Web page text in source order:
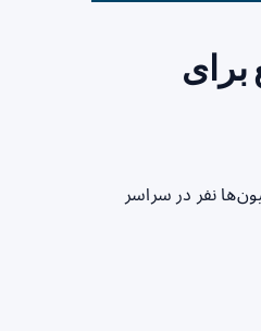
نفر در سراسر